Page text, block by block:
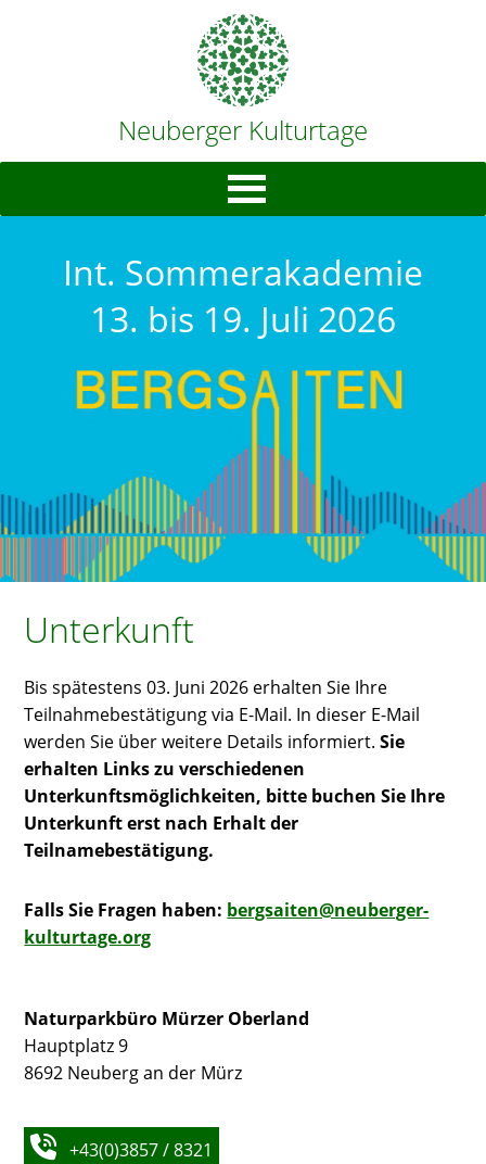
Neuberger Kulturtage
Int. Sommerakademie
13. bis 19. Juli 2026
Unterkunft
Bis spätestens 03. Juni 2026 erhalten Sie Ihre
Teilnahmebestätigung via E-Mail. In dieser E-Mail
werden Sie über weitere Details informiert.Sie
erhalten Links zu verschiedenen
Unterkunftsmöglichkeiten, bitte buchen Sie Ihre
Unterkunft erst nach Erhalt der
Teilnamebestätigung.
Falls Sie Fragen haben: bergsaiten@neuberger-
kulturtage.org
Naturparkbüro Mürzer Oberland
Hauptplatz 9
8692 Neuberg an der Mürz
+43(0)3857 / 8321